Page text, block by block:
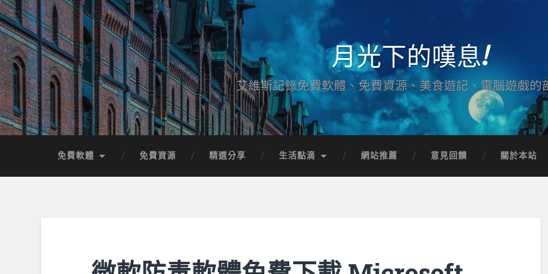
月光下的嘆息!
艾維斯記錄免費軟體、免費資源、美食遊記、電腦遊戲的
免費軟體 免費資源 精選分享 生活點滴 網站推薦 意見回饋 關於本站